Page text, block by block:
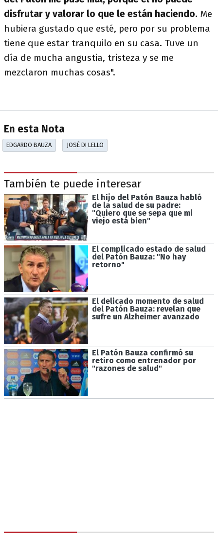
disfrutar y valorar lo que le están haciendo. Me
hubiera gustado que esté, pero por su problema
tiene que estar tranquilo en su casa. Tuve un
día de mucha angustia, tristeza y se me
mezclaron muchas cosas".
En esta Nota
EDGARDO BAUZA JOSÉ DI LELLO
También te puede interesar
El hijo del Patón Bauza habló
de la salud de su padre:
"Quiero que se sepa que mi
viejo está bien"
El complicado estado de salud
del Patón Bauza: "No hay
retorno"
El delicado momento de salud
del Patón Bauza: revelan que
sufre un Alzheimer avanzado
El Patón Bauza confirmó su
retiro como entrenador por
"razones de salud"